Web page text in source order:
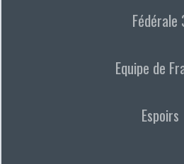
Fédérale
Equipe de
Espoirs